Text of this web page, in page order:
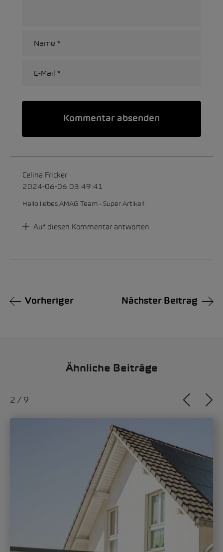
Celina Fricker
2024-06-06 03:49:41
Hallo liebes AMAG Team - Super Artikel!
Auf diesen Kommentar antworten
Vorheriger Nächster Beitrag
Ähnliche Beiträge
2 / 9